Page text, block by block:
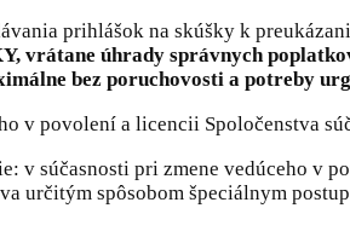
prihlášok na skúšky k
vrátane úhrady správnych
bez poruchovosti a potreby
v povolení a licencii Spoločenstva
v súčasnosti pri zmene vedúceho v
určitým spôsobom špeciálnym